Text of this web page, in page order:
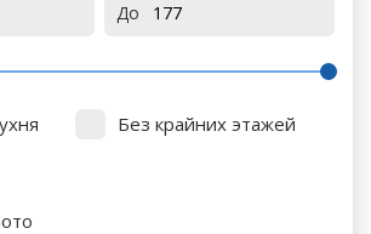
До
Без крайних этажей